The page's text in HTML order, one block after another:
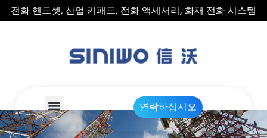
전화 핸드셋, 산업 키패드, 전화 액세서리, 화재 전화 시스템
연락하십시오